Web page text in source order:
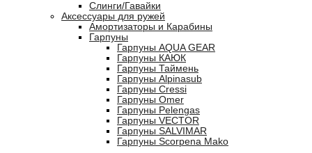
Слинги/Гавайки
Аксессуары для ружей
Амортизаторы и Карабины
Гарпуны
Гарпуны AQUA GEAR
Гарпуны КАЮК
Гарпуны Таймень
Гарпуны Alpinasub
Гарпуны Cressi
Гарпуны Omer
Гарпуны Pelengas
Гарпуны VECTOR
Гарпуны SALVIMAR
Гарпуны Scorpena Mako